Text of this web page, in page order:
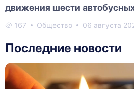
движения шести
167 Общество 06 августа
Последние новости